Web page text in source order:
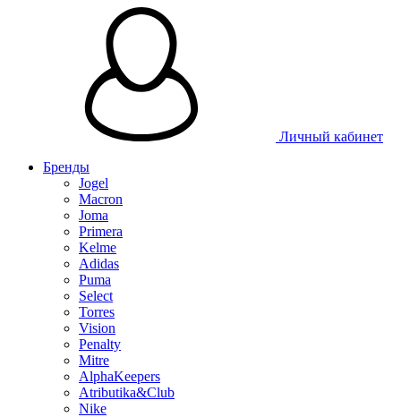
Личный кабинет
Бренды
Jogel
Macron
Joma
Primera
Kelme
Adidas
Puma
Select
Torres
Vision
Penalty
Mitre
AlphaKeepers
Atributika&Club
Nike